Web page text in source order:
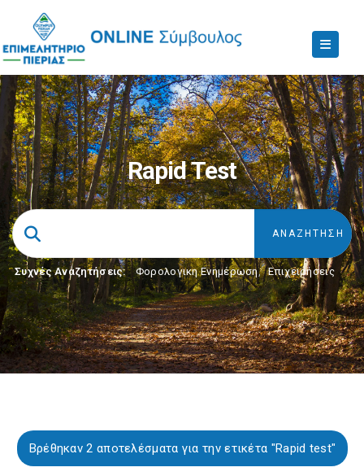
Rapid Test
Συχνές Αναζητήσεις: Φορολογικη Ενημέρωση, Επιχειρήσεις
Βρέθηκαν 2 αποτελέσματα για την ετικέτα "Rapid test"